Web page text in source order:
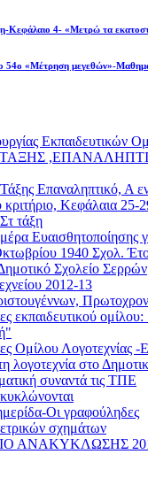
Κεφάλαιο 4- «Μετρώ τα
54ο «Μέτρηση μεγεθών»-
Εκπαιδευτικών
ΤΑΞΗΣ
Επαναληπτικό, Α
κριτήριο, Κεφάλαια 25-
τάξη
Ευαισθητοποίησης
1940 Σχολ.
Σχολείο Σερρών
2012-13
εκπαιδευτικού
Ομίλου Λογοτεχνίας -
λογοτεχνία στο
συναντά τις ΤΠΕ
Οι γραφούληδες
σχημάτων
ΑΝΑΚΥΚΛΩΣΗΣ